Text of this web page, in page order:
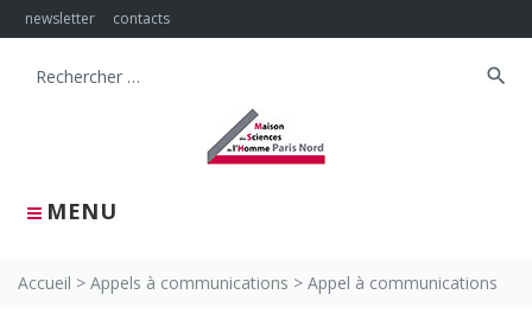
Skip
to
newsletter contacts
MENU
Search
search
Accueil > Appels à communications > Appel à communications